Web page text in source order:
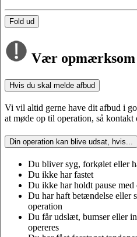
Fold ud
Vær opmærksom
Hvis du skal melde afbud
Vi vil altid gerne have dit afbud i
at møde op til operation, så
Din operation kan blive udsat, hvis...
Du bliver syg, forkølet eller
Du ikke har fastet
Du ikke har holdt pause
Du har haft betændelse eller
operation
Du får udslæt, bumser eller
opereres